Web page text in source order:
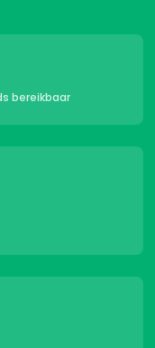
bereikbaar